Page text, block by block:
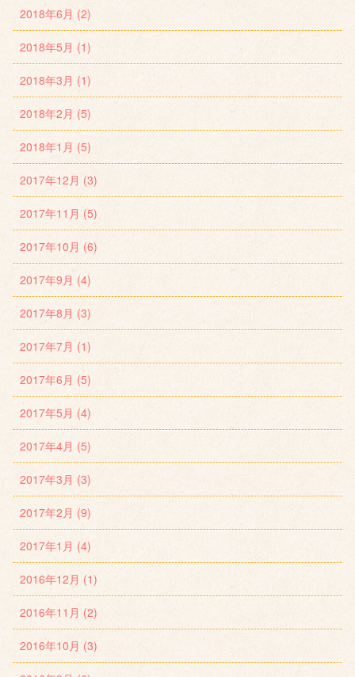
2018年6月 (2)
2018年5月 (1)
2018年3月 (1)
2018年2月 (5)
2018年1月 (5)
2017年12月 (3)
2017年11月 (5)
2017年10月 (6)
2017年9月 (4)
2017年8月 (3)
2017年7月 (1)
2017年6月 (5)
2017年5月 (4)
2017年4月 (5)
2017年3月 (3)
2017年2月 (9)
2017年1月 (4)
2016年12月 (1)
2016年11月 (2)
2016年10月 (3)